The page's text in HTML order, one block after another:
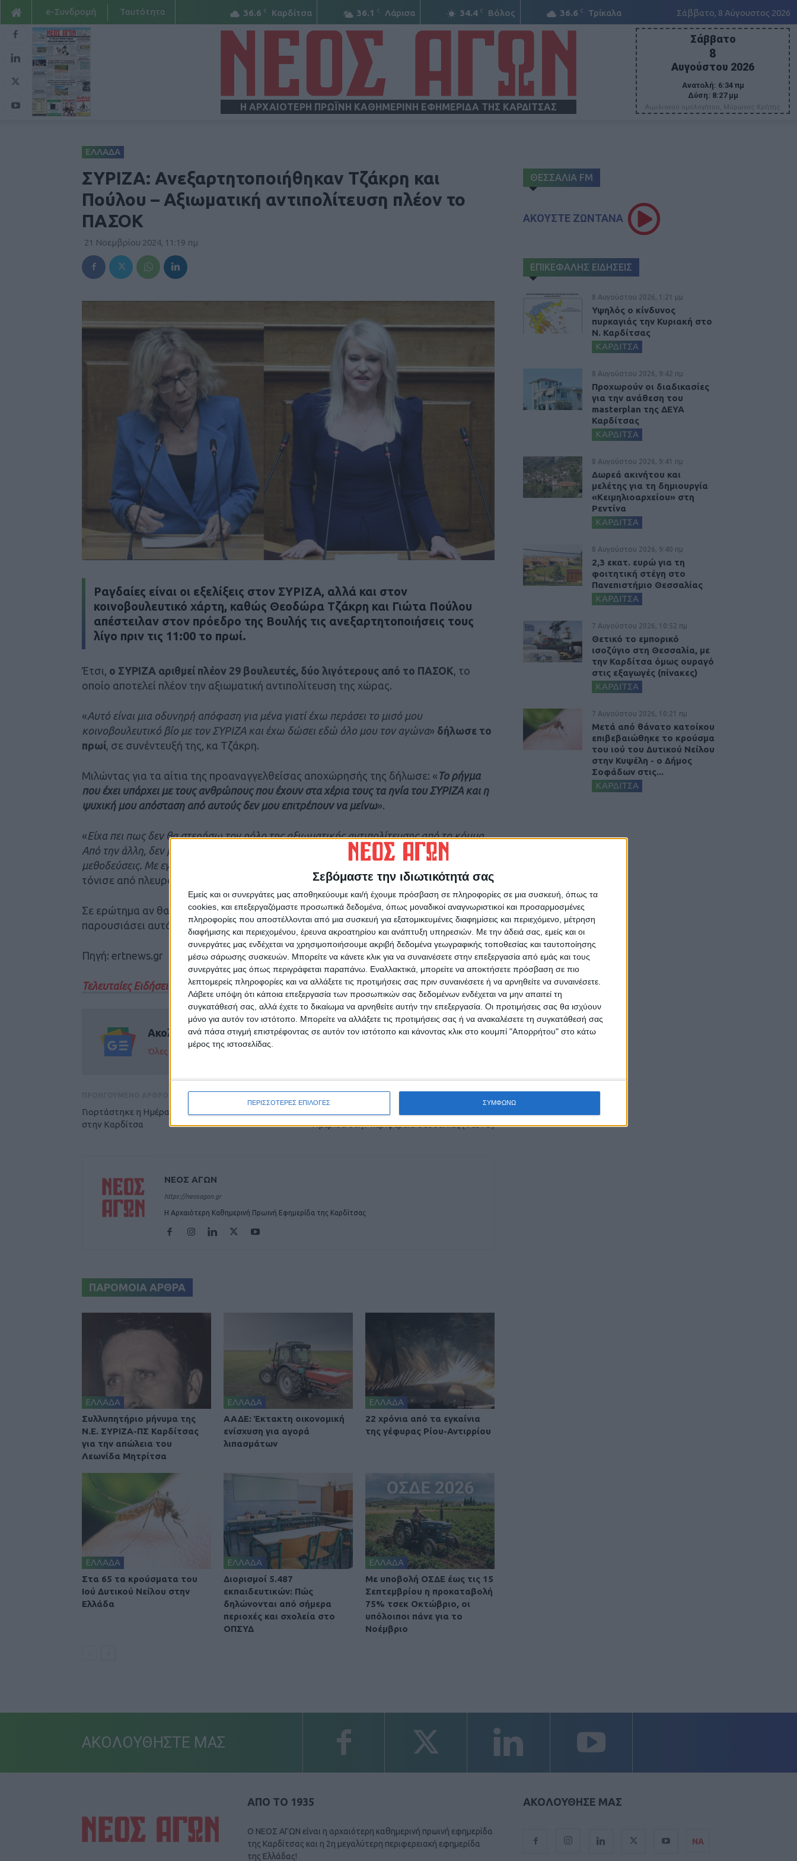
Σεβόμαστε την ιδιωτικότητά σας
Εμείς και οι συνεργάτες μας αποθηκεύουμε και/ή έχουμε πρόσβαση σε πληροφορίες σε μια συσκευή, όπως τα
cookies, και επεξεργαζόμαστε προσωπικά δεδομένα, όπως μοναδικοί αναγνωριστικοί και προσαρμοσμένες
πληροφορίες που αποστέλλονται από μια συσκευή για εξατομικευμένες διαφημίσεις και περιεχόμενο, μέτρηση
διαφήμισης και περιεχομένου, έρευνα ακροατηρίου και ανάπτυξη υπηρεσιών. Με την άδειά σας, εμείς και οι
συνεργάτες μας ενδέχεται να χρησιμοποιήσουμε ακριβή δεδομένα γεωγραφικής τοποθεσίας και ταυτοποίησης
μέσω σάρωσης συσκευών. Μπορείτε να κάνετε κλικ για να συναινέσετε στην επεξεργασία από εμάς και τους
συνεργάτες μας όπως περιγράφεται παραπάνω. Εναλλακτικά, μπορείτε να αποκτήσετε πρόσβαση σε πιο
λεπτομερείς πληροφορίες και να αλλάξετε τις προτιμήσεις σας πριν συναινέσετε ή να αρνηθείτε να συναινέσετε.
Λάβετε υπόψη ότι κάποια επεξεργασία των προσωπικών σας δεδομένων ενδέχεται να μην απαιτεί τη
συγκατάθεσή σας, αλλά έχετε το δικαίωμα να αρνηθείτε αυτήν την επεξεργασία. Οι προτιμήσεις σας θα ισχύουν
μόνο για αυτόν τον ιστότοπο. Μπορείτε να αλλάξετε τις προτιμήσεις σας ή να ανακαλέσετε τη συγκατάθεσή σας
ανά πάσα στιγμή επιστρέφοντας σε αυτόν τον ιστότοπο και κάνοντας κλικ στο κουμπί "Απορρήτου" στο κάτω
μέρος της ιστοσελίδας.
ΠΕΡΙΣΣΟΤΕΡΕΣ ΕΠΙΛΟΓΕΣ ΣΥΜΦΩΝΩ
36.6 C Καρδίτσα 36.1 C Λάρισα 34.4 C Βόλος 36.6 C Τρίκαλα Σάββατο, 8 Αύγουστος 2026
e-Συνδρομή Ταυτότητα
Η ΑΡΧΑΙΟΤΕΡΗ ΠΡΩΪΝΗ ΚΑΘΗΜΕΡΙΝΗ ΕΦΗΜΕΡΙΔΑ ΤΗΣ ΚΑΡΔΙΤΣΑΣ
Σάββατο
8
Αυγούστου 2026
Ανατολή: 6:34 πμ
Δύση: 8:27 μμ
Αιμιλιανού ομολογήτου, Μύρωνος Κρήτης
ΕΛΛΑΔΑ
ΣΥΡΙΖΑ: Ανεξαρτητοποιήθηκαν Τζάκρη και
Πούλου – Αξιωματική αντιπολίτευση πλέον το
ΠΑΣΟΚ
21 Νοεμβρίου 2024, 11:19 πμ
Ραγδαίες είναι οι εξελίξεις στον ΣΥΡΙΖΑ, αλλά και στον
κοινοβουλευτικό χάρτη, καθώς Θεοδώρα Τζάκρη και Γιώτα Πούλου
απέστειλαν στον πρόεδρο της Βουλής τις ανεξαρτητοποιήσεις τους
λίγο πριν τις 11:00 το πρωί.
Έτσι, ο ΣΥΡΙΖΑ αριθμεί πλέον 29 βουλευτές, δύο λιγότερους από το ΠΑΣΟΚ , το
οποίο αποτελεί πλέον την αξιωματική αντιπολίτευση της χώρας.
«Αυτό είναι μια οδυνηρή απόφαση για μένα γιατί έχω περάσει το μισό μου
κοινοβουλευτικό βίο με τον ΣΥΡΙΖΑ και έχω δώσει εδώ όλο μου τον αγώνα» δήλωσε το
πρωί , σε συνέντευξή της, κα Τζάκρη.
Μιλώντας για τα αίτια της προαναγγελθείσας αποχώρησής της δήλωσε: « Το ρήγμα
που έχει υπάρχει με τους ανθρώπους που έχουν στα χέρια τους τα ηνία του ΣΥΡΙΖΑ και η
ψυχική μου απόσταση από αυτούς δεν μου επιτρέπουν να μείνω».
«Είχα πει πως δεν θα στερήσω τον ρόλο της αξιωματικής αντιπολίτευσης από το κόμμα.
Από την άλλη, δεν μπορώ και να δεχτώ όλα αυτά που συνέβησαν στο συνέδριο και τις
μεθοδεύσεις. Με εγκαλούν κιόλας γιατί έχω καθυστερήσει να λάβω την απόφασή μου
τόνισε από πλευράς της η
Σε ερώτημα αν θα πάει στο κόμμα του Στέφανου Κασσελάκη, το οποίο θα
παρουσιάσει αυτό το Σάββατο, η βουλευτής είπε: « Ίδωμεν, δεν βιάζομαι».
Πηγή: ertnews.gr
Τελευταίες Ειδήσεις Σήμερα
Ακολούθησε την εφημερίδα ΝΕΟΣ ΑΓΩΝ στο Google News!
Όλες οι εξελίξεις στην περιοχή της Καρδίτσας και ευρύτερα της Θεσσαλίας
Γιορτάστηκε η Ημέρα των Ενόπλων Δυνάμεων
στην Καρδίτσα
« Έμφυλη βία: Μετά τη λύση της σιωπής, τί;»-
Ημερίδα στην περιφέρεια Θεσσαλίας (ΦΩΤΟ)
ΝΕΟΣ ΑΓΩΝ
https://neosagon.gr
Η Αρχαιότερη Καθημερινή Πρωινή Εφημερίδα της Καρδίτσας
ΠΑΡΟΜΟΙΑ ΑΡΘΡΑ
ΕΛΛΑΔΑ
Συλλυπητήριο μήνυμα της
Ν.Ε. ΣΥΡΙΖΑ-ΠΣ Καρδίτσας
για την απώλεια του
Λεωνίδα Μητρίτσα
ΕΛΛΑΔΑ
ΑΑΔΕ: Έκτακτη οικονομική
ενίσχυση για αγορά
λιπασμάτων
ΕΛΛΑΔΑ
22 χρόνια από τα εγκαίνια
της γέφυρας Ρίου-Αντιρρίου
ΕΛΛΑΔΑ
Στα 65 τα κρούσματα του
Ιού Δυτικού Νείλου στην
Ελλάδα
ΕΛΛΑΔΑ
Διορισμοί 5.487
εκπαιδευτικών: Πώς
δηλώνονται από σήμερα
περιοχές και σχολεία στο
ΟΠΣΥΔ
ΕΛΛΑΔΑ
Με υποβολή ΟΣΔΕ έως τις 15
Σεπτεμβρίου η προκαταβολή
75% τσεκ Οκτώβριο, οι
υπόλοιποι πάνε για το
Νοέμβριο
ΘΕΣΣΑΛΙΑ FM
ΑΚΟΥΣΤΕ ΖΩΝΤΑΝΑ
ΕΠΙΚΕΦΑΛΗΣ ΕΙΔΗΣΕΙΣ
8 Αυγούστου 2026, 1:21 μμ
Υψηλός ο κίνδυνος
πυρκαγιάς την Κυριακή στο
Ν. Καρδίτσας
ΚΑΡΔΙΤΣΑ
8 Αυγούστου 2026, 9:42 πμ
Προχωρούν οι διαδικασίες
για την ανάθεση του
masterplan της ΔΕΥΑ
Καρδίτσας
ΚΑΡΔΙΤΣΑ
8 Αυγούστου 2026, 9:41 πμ
Δωρεά ακινήτου και
μελέτης για τη δημιουργία
«Κειμηλιοαρχείου» στη
Ρεντίνα
ΚΑΡΔΙΤΣΑ
8 Αυγούστου 2026, 9:40 πμ
2,3 εκατ. ευρώ για τη
φοιτητική στέγη στο
Πανεπιστήμιο Θεσσαλίας
ΚΑΡΔΙΤΣΑ
7 Αυγούστου 2026, 10:52 πμ
Θετικό το εμπορικό
ισοζύγιο στη Θεσσαλία, με
την Καρδίτσα όμως ουραγό
στις εξαγωγές (πίνακες)
ΚΑΡΔΙΤΣΑ
7 Αυγούστου 2026, 10:21 πμ
Μετά από θάνατο κατοίκου
επιβεβαιώθηκε το κρούσμα
του ιού του Δυτικού Νείλου
στην Κυψέλη - ο Δήμος
Σοφάδων στις...
ΚΑΡΔΙΤΣΑ
ΑΚΟΛΟΥΘΗΣΤΕ ΜΑΣ
ΑΠΟ ΤΟ 1935
Ο ΝΕΟΣ ΑΓΩΝ είναι η αρχαιότερη καθημερινή πρωινή εφημερίδα
της Καρδίτσας και η 2η μεγαλύτερη περιφερειακή εφημερίδα
της Ελλάδας!
ΑΚΟΛΟΥΘΗΣΕ ΜΑΣ
ΝΑ